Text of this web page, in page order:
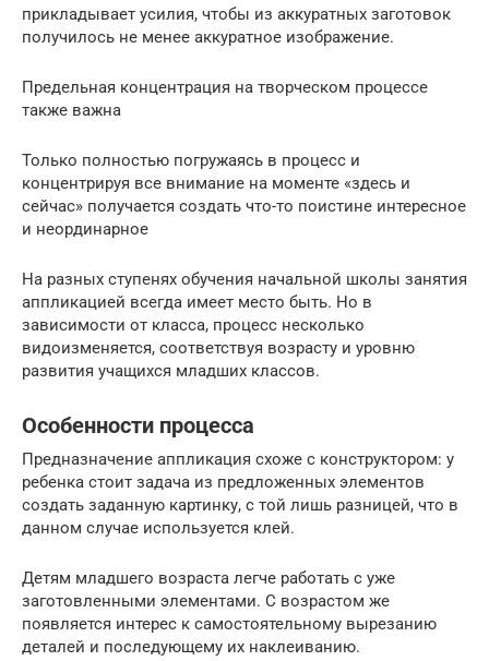
прикладывает усилия, чтобы из аккуратных заготовок
получилось не менее аккуратное изображение.
Предельная концентрация на творческом процессе
также важна
Только полностью погружаясь в процесс и
концентрируя все внимание на моменте «здесь и
сейчас» получается создать что-то поистине интересное
и неординарное
На разных ступенях обучения начальной школы занятия
аппликацией всегда имеет место быть. Но в
зависимости от класса, процесс несколько
видоизменяется, соответствуя возрасту и уровню
развития учащихся младших классов.
Особенности процесса
Предназначение аппликация схоже с конструктором: у
ребенка стоит задача из предложенных элементов
создать заданную картинку, с той лишь разницей, что в
данном случае используется клей.
Детям младшего возраста легче работать с уже
заготовленными элементами. С возрастом же
появляется интерес к самостоятельному вырезанию
деталей и последующему их наклеиванию.